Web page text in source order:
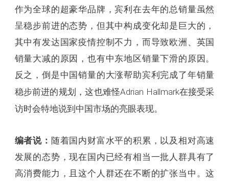
作为全球的超豪华品牌，宾利在去年的总销量虽然
呈稳步前进的态势，但其中构成变化却是巨大的，
其中有发达国家疫情控制不力，而导致欧洲、英国
销量大减的原因，也有中东地区销量下滑的原因。
反之，倒是中国销量的大涨帮助宾利完成了年销量
稳步前进的规划，这也难怪Adrian Hallmark在接受采
访时会特地说到中国市场的亮眼表现。
编者说： 随着国内财富水平的积累，以及相对高速
发展的态势，现在国内已经有相当一批人群具有了
高消费能力，且这个人群还在不断的扩张当中。这